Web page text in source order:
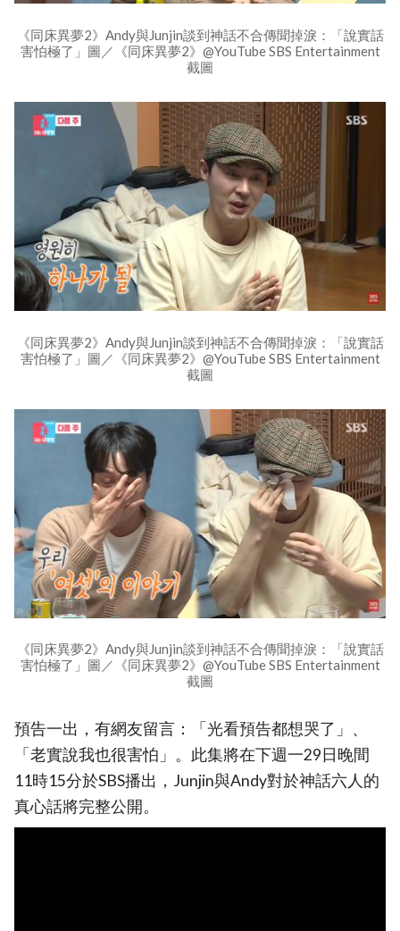
《同床異夢2》Andy與Junjin談到神話不合傳聞掉淚：「說實話
害怕極了」圖／《同床異夢2》@YouTube SBS Entertainment
截圖
《同床異夢2》Andy與Junjin談到神話不合傳聞掉淚：「說實話
害怕極了」圖／《同床異夢2》@YouTube SBS Entertainment
截圖
《同床異夢2》Andy與Junjin談到神話不合傳聞掉淚：「說實話
害怕極了」圖／《同床異夢2》@YouTube SBS Entertainment
截圖
預告一出，有網友留言：「光看預告都想哭了」、
「老實說我也很害怕」。此集將在下週一29日晚間
11時15分於SBS播出，Junjin與Andy對於神話六人的
真心話將完整公開。